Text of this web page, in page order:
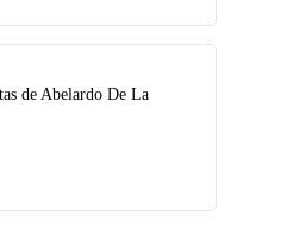
de Abelardo De La